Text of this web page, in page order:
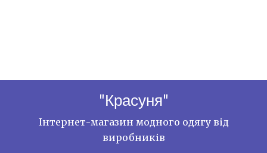
"Красуня"
Інтернет-магазин модного одягу від
виробників